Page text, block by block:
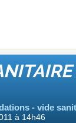
- vide
à 14h46